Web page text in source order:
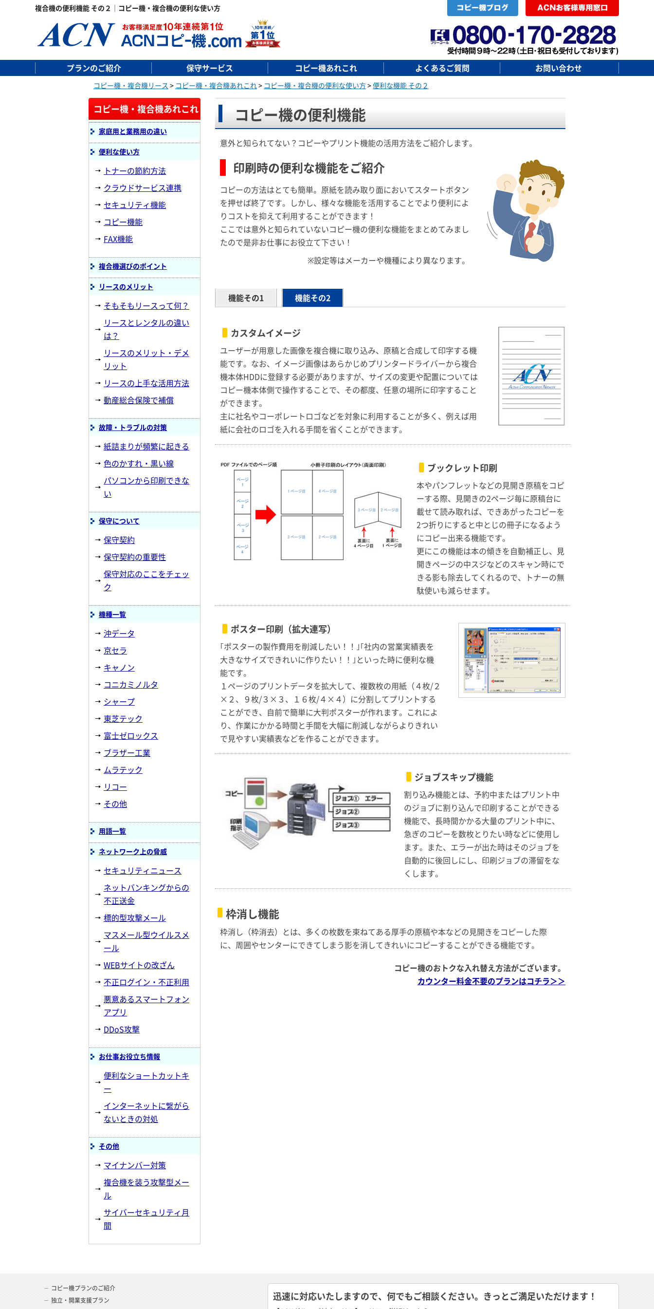
複合機の便利機能 その２｜コピー機・複合機の便利な使い方
プランのご紹介 保守サービス コピー機あれこれ よくあるご質問 お問い合わせ
コピー機・複合機リース > コピー機・複合機あれこれ> コピー機・複合機の便利な使い方>便利な機能 その２
コピー機の便利機能
意外と知られてない？コピーやプリント機能の活用方法をご紹介します。
印刷時の便利な機能をご紹介
コピーの方法はとても簡単。原紙を読み取り面においてスタートボタン
を押せば終了です。しかし、様々な機能を活用することでより便利によ
りコストを抑えて利用することができます！
ここでは意外と知られていないコピー機の便利な機能をまとめてみまし
たので是非お仕事にお役立て下さい！
※設定等はメーカーや機種により異なります。
機能その1 機能その2
カスタムイメージ
ユーザーが用意した画像を複合機に取り込み、原稿と合成して印字する機
能です。なお、イメージ画像はあらかじめプリンタードライバーから複合
機本体HDDに登録する必要がありますが、サイズの変更や配置については
コピー機本体側で操作することで、その都度、任意の場所に印字すること
ができます。
主に社名やコーポレートロゴなどを対象に利用することが多く、例えば用
紙に会社のロゴを入れる手間を省くことができます。
ブックレット印刷
本やパンフレットなどの見開き原稿をコピ
ーする際、見開きの2ページ毎に原稿台に
載せて読み取れば、できあがったコピーを
2つ折りにすると中とじの冊子になるよう
にコピー出来る機能です。
更にこの機能は本の傾きを自動補正し、見
開きページの中スジなどのスキャン時にで
きる影も除去してくれるので、トナーの無
駄使いも減らせます。
ポスター印刷（拡大連写）
｢ポスターの製作費用を削減したい！！｣｢社内の営業実績表を
大きなサイズできれいに作りたい！！｣といった時に便利な機
能です。
１ページのプリントデータを拡大して、複数枚の用紙（４枚/２
×２、９枚/３×３、１６枚/４×４）に分割してプリントする
ことができ、自前で簡単に大判ポスターが作れます。これによ
り、作業にかかる時間と手間を大幅に削減しながらよりきれい
で見やすい実績表などを作ることができます。
ジョブスキップ機能
割り込み機能とは、予約中またはプリント中
のジョブに割り込んで印刷することができる
機能で、長時間かかる大量のプリント中に、
急ぎのコピーを数枚とりたい時などに使用し
ます。また、エラーが出た時はそのジョブを
自動的に後回しにし、印刷ジョブの滞留をな
くします。
枠消し機能
枠消し（枠消去）とは、多くの枚数を束ねてある厚手の原稿や本などの見開きをコピーした際
に、周囲やセンターにできてしまう影を消してきれいにコピーすることができる機能です。
コピー機のおトクな入れ替え方法がございます。
カウンター料金不要のプランはコチラ＞＞
コピー機・複合機あれこれ
家庭用と業務用の違い
便利な使い方
トナーの節約方法
クラウドサービス連携
セキュリティ機能
コピー機能
FAX機能
複合機選びのポイント
リースのメリット
そもそもリースって何？
リースとレンタルの違い
は？
リースのメリット・デメ
リット
リースの上手な活用方法
動産総合保険で補償
故障・トラブルの対策
紙詰まりが頻繁に起きる
色のかすれ・黒い線
パソコンから印刷できな
い
保守について
保守契約
保守契約の重要性
保守対応のここをチェッ
ク
機種一覧
沖データ
京セラ
キャノン
コニカミノルタ
シャープ
東芝テック
富士ゼロックス
ブラザー工業
ムラテック
リコー
その他
用語一覧
ネットワーク上の脅威
セキュリティニュース
ネットバンキングからの
不正送金
標的型攻撃メール
マスメール型ウイルスメ
ール
WEBサイトの改ざん
不正ログイン・不正利用
悪意あるスマートフォン
アプリ
DDoS攻撃
お仕事お役立ち情報
便利なショートカットキ
ー
インターネットに繋がら
ないときの対処
その他
マイナンバー対策
複合機を装う攻撃型メー
ル
サイバーセキュリティ月
間
コピー機プランのご紹介
独立・開業支援プラン
迅速に対応いたしますので、何でもご相談ください。きっとご満足いただけます！